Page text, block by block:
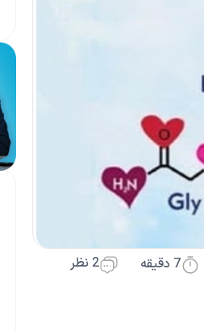
7 دقیقه 2 نظر